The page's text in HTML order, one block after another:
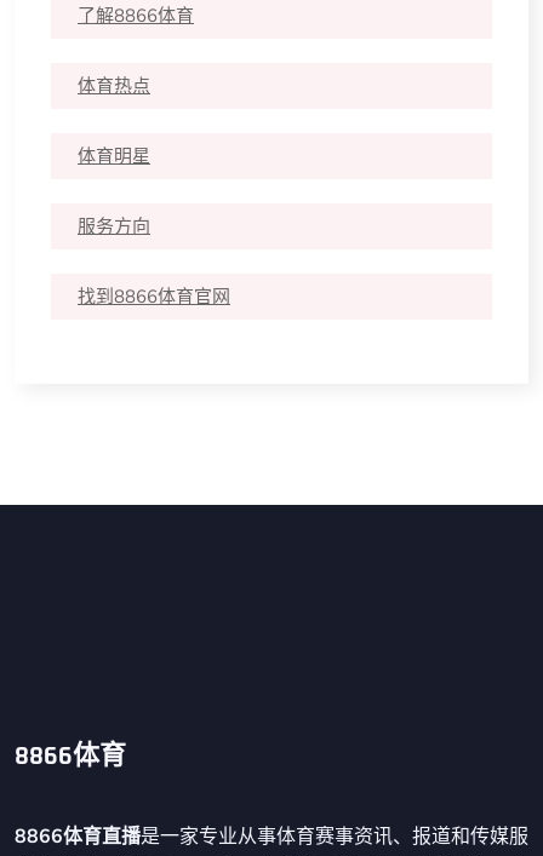
了解8866体育
体育热点
体育明星
服务方向
找到8866体育官网
8866体育
8866体育直播是一家专业从事体育赛事资讯、报道和传媒服